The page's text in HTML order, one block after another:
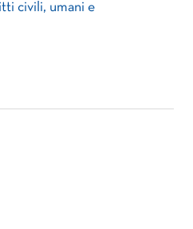
civili, umani e